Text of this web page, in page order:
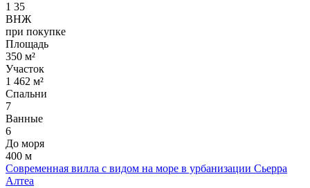
1 35
ВНЖ
при покупке
Площадь
350 м²
Участок
1 462 м²
Спальни
7
Ванные
6
До моря
400 м
Современная вилла с видом на море в урбанизации Сьерра
Алтеа